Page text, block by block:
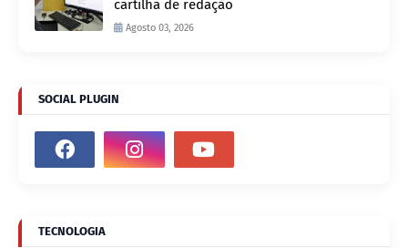
cartilha de redação
Agosto 03, 2026
SOCIAL PLUGIN
TECNOLOGIA